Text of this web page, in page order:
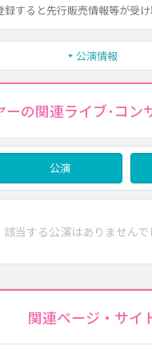
録すると先行販売情報等が受
公演情報
ーの関連ライブ･コン
公演
該当する公演はありませんで
関連ページ・サイ